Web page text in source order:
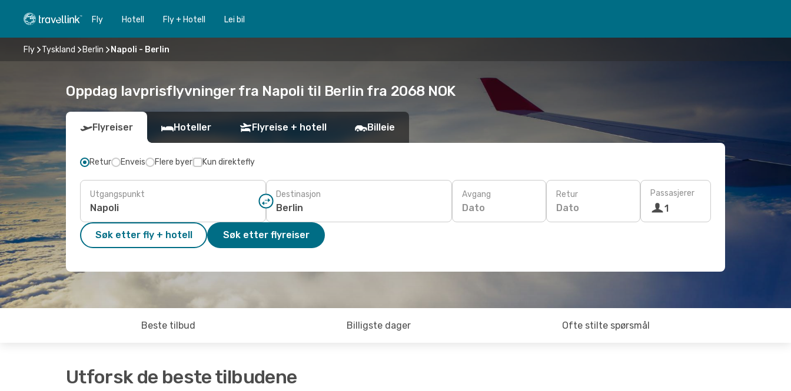
Fly Hotell Fly + Hotell Lei bil
Fly Tyskland Berlin Napoli - Berlin
Oppdag lavprisflyvninger fra Napoli til Berlin fra 2068 NOK
Flyreiser Hoteller Flyreise + hotell Billeie
Retur Enveis Flere byer Kun direktefly
Utgangspunkt Destinasjon Avgang
Dato
Retur
Dato
Passasjerer
1
Søk etter fly + hotell Søk etter flyreiser
Beste tilbud Billigste dager Ofte stilte spørsmål
Utforsk de beste tilbudene